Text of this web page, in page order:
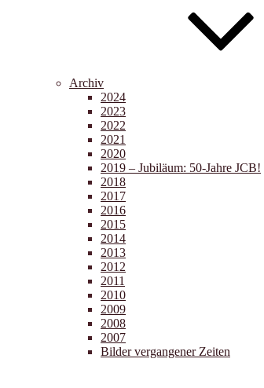
Archiv
2024
2023
2022
2021
2020
2019 – Jubiläum: 50-Jahre JCB!
2018
2017
2016
2015
2014
2013
2012
2011
2010
2009
2008
2007
Bilder vergangener Zeiten